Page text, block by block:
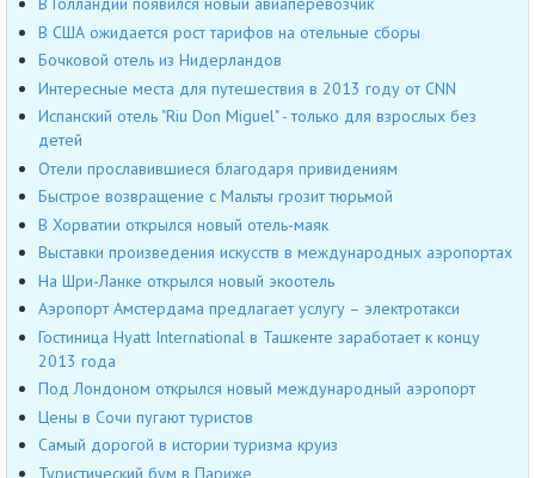
В США ожидается рост тарифов на отельные сборы
Бочковой отель из Нидерландов
Интересные места для путешествия в 2013 году от CNN
Испанский отель "Riu Don Miguel" - только для взрослых без
детей
Отели прославившиеся благодаря привидениям
Быстрое возвращение с Мальты грозит тюрьмой
В Хорватии открылся новый отель-маяк
Выставки произведения искусств в международных аэропортах
На Шри-Ланке открылся новый экоотель
Аэропорт Амстердама предлагает услугу – электротакси
Гостиница Hyatt International в Ташкенте заработает к концу
2013 года
Под Лондоном открылся новый международный аэропорт
Цены в Сочи пугают туристов
Cамый дорогой в истории туризма круиз
Туристический бум в Париже